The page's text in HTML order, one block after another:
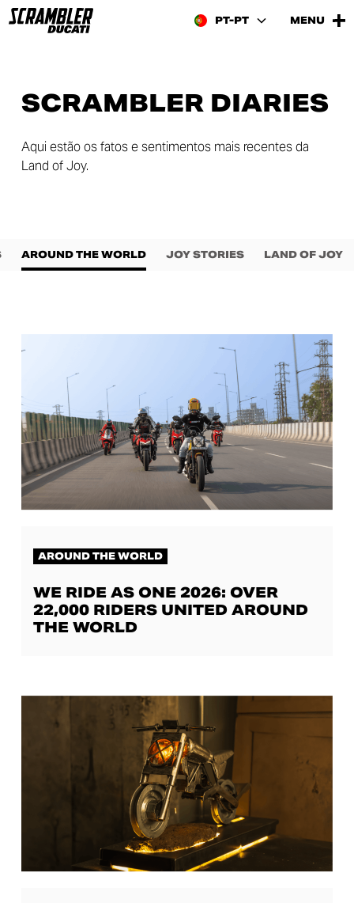
PT-PT MENU
SCRAMBLER DIARIES
Aqui estão os fatos e sentimentos mais recentes da
Land of Joy.
AROUND THE WORLD JOY STORIES LAND OF JOY
AROUND THE WORLD
WE RIDE AS ONE 2026: OVER
22,000 RIDERS UNITED AROUND
THE WORLD